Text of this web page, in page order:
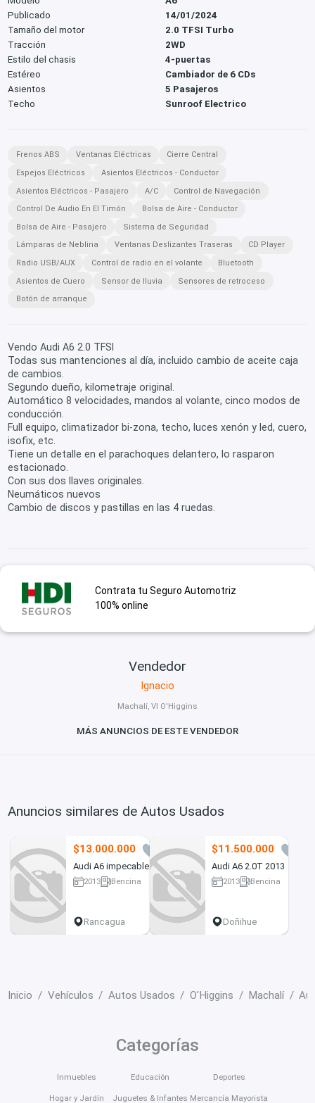
Publicado
14/01/2024
Tamaño del motor
2.0 TFSI Turbo
Tracción
2WD
Estilo del chasis
4-puertas
Estéreo
Cambiador de 6 CDs
Asientos
5 Pasajeros
Techo
Sunroof Electrico
Frenos ABS Ventanas Eléctricas
Cierre Central
Espejos Eléctricos
Asientos Eléctricos - Conductor
Asientos Eléctricos - Pasajero
A/C
Control de Navegación
Control De Audio En El Timón
Bolsa de Aire - Conductor
Bolsa de Aire - Pasajero
Sistema de Seguridad
Lámparas de Neblina
Ventanas Deslizantes Traseras
CD Player
Radio USB/AUX
Control de radio en el volante
Bluetooth
Asientos de Cuero
Sensor de lluvia
Sensores de retroceso
Botón de arranque
Vendo Audi A6 2.0 TFSI
Todas sus mantenciones al día, incluido cambio de aceite caja
de cambios.
Segundo dueño, kilometraje original.
Automático 8 velocidades, mandos al volante, cinco modos de
conducción.
Full equipo, climatizador bi-zona, techo, luces xenón y led, cuero,
isofix, etc.
Tiene un detalle en el parachoques delantero, lo rasparon
estacionado.
Con sus dos llaves originales.
Neumáticos nuevos
Cambio de discos y pastillas en las 4 ruedas.
Contrata tu Seguro Automotriz
100% online
Vendedor
Ignacio
Machalí, VI O'Higgins
MÁS ANUNCIOS DE ESTE VENDEDOR
Anuncios similares de Autos Usados
$13.000.000
2
Audi A6 impecable
2013
Bencina
Rancagua
$11.500.000
Audi A6 2.0T 2013
2013
Bencina
Doñihue
Inicio Vehículos Autos Usados O'Higgins Machalí
Categorías
Inmuebles
Hogar y Jardín
Educación
Juguetes & Infantes
Deportes
Mercancía Mayorista